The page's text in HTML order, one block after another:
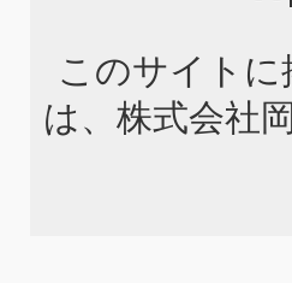
このサイト
は、株式会社